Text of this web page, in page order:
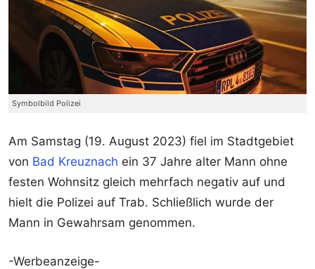
Symbolbild Polizei
Am Samstag (19. August 2023) fiel im Stadtgebiet
von Bad Kreuznach ein 37 Jahre alter Mann ohne
festen Wohnsitz gleich mehrfach negativ auf und
hielt die Polizei auf Trab. Schließlich wurde der
Mann in Gewahrsam genommen.
-Werbeanzeige-